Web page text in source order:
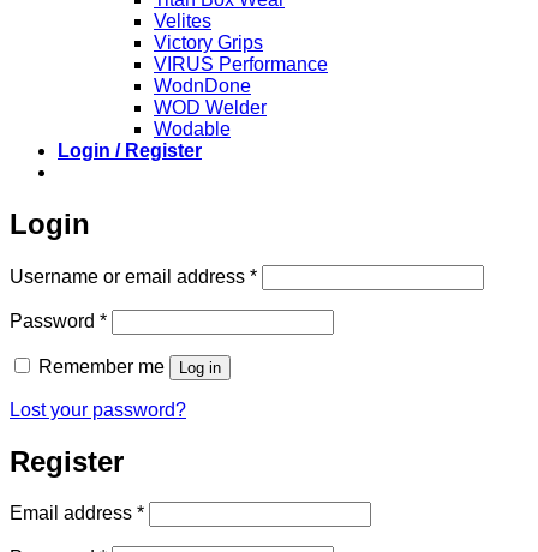
Velites
Victory Grips
VIRUS Performance
WodnDone
WOD Welder
Wodable
Login / Register
Login
Username or email address *Required
Password *Required
Remember me Log in
Lost your password?
Register
Email address *Required